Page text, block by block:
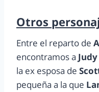
Otros
Entre el reparto de
encontramos a
la ex esposa de
pequeña a la que